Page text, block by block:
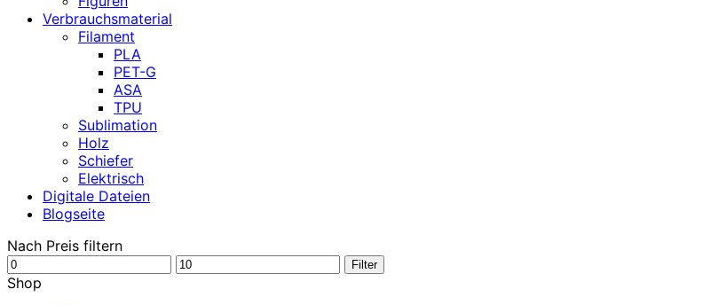
Verbrauchsmaterial
Filament
PLA
PET-G
ASA
TPU
Sublimation
Holz
Schiefer
Elektrisch
Digitale Dateien
Blogseite
Nach Preis filtern
Min.
Preis
Max.
Filter
Shop